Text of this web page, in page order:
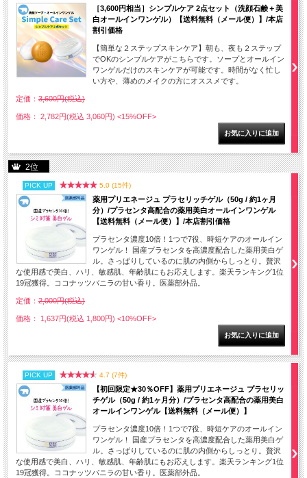
［3,600円相当］シンプルケア 2点セット（洗顔石鹸＋美
白オールインワンゲル）【送料無料（メール便）】/本店
割引価格
【簡単な２ステップスキンケア】朝も、夜も２ステップ
でOKのシンプルケアがこちらです。ソープとオールイン
ワンゲルだけのスキンケアが可能です。時間がなく忙し
い方や、薄めのメイクの方にオススメです。
定価： 3,600円(税込)
価格： 2,782円(税込 3,060円) <15%OFF>
2位
PICK UP 5.0 (15件)
薬用プリエネージュ プラセリッチゲル（50g / 約1ヶ月
分）/プラセンタ高配合の薬用美白オールインワンゲル
【送料無料（メール便）】/本店割引価格
プラセンタ濃度10倍！1つで7役、時短ケアのオールイン
ワンゲル！ 国産プラセンタを高濃度配合した薬用美白ゲ
ル。さっぱりしているのに肌の内側からしっとり。贅沢
な使用感で美白、ハリ、敏感肌、年齢肌にもお応えします。楽天ランキング1位
19冠獲得。ココナッツバニラの甘い香り。医薬部外品。
定価： 2,000円(税込)
価格： 1,637円(税込 1,800円) <10%OFF>
PICK UP 4.7 (7件)
【初回限定★30％OFF】薬用プリエネージュ プラセリッ
チゲル（50g / 約1ヶ月分）/プラセンタ高配合の薬用美白
オールインワンゲル【送料無料（メール便）】
プラセンタ濃度10倍！1つで7役、時短ケアのオールイン
ワンゲル！ 国産プラセンタを高濃度配合した薬用美白ゲ
ル。さっぱりしているのに肌の内側からしっとり。贅沢
な使用感で美白、ハリ、敏感肌、年齢肌にもお応えします。楽天ランキング1位
19冠獲得。ココナッツバニラの甘い香り。医薬部外品。